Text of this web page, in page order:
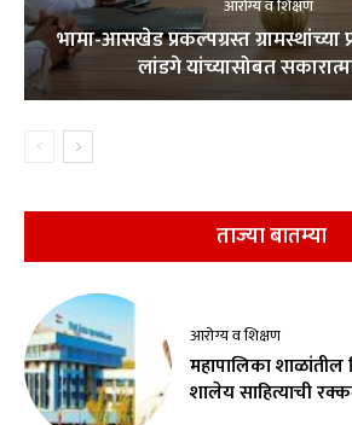
आरोग्य व शिक्षण
भामा-आसखेड प्रकल्पग्रस्त ग्रामस्थांच्या
लांडगे यांच्यासोबत
ताज्या बातम्या
आरोग्य व शिक्षण
महापालिका शाळांतील
शालेय साहित्याची